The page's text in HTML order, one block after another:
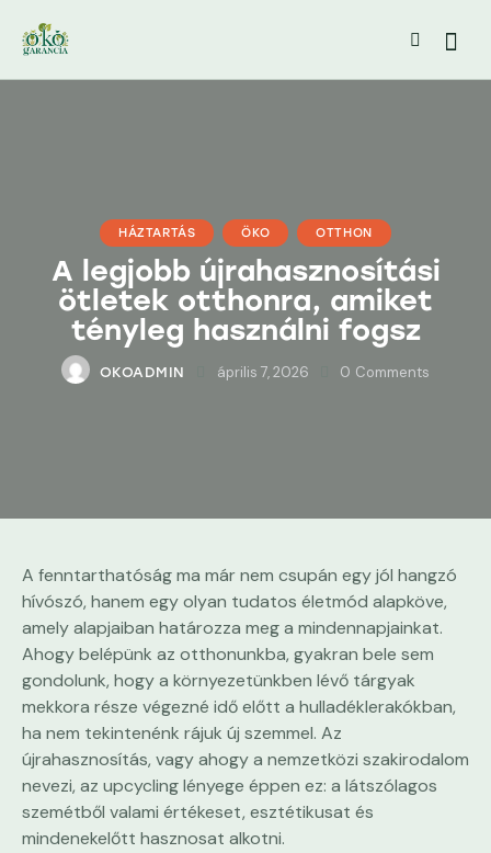
HÁZTARTÁS ÖKO OTTHON
A legjobb újrahasznosítási
ötletek otthonra, amiket
tényleg használni fogsz
OKOADMIN április 7, 2026 0 Comments
A fenntarthatóság ma már nem csupán egy jól hangzó
hívószó, hanem egy olyan tudatos életmód alapköve,
amely alapjaiban határozza meg a mindennapjainkat.
Ahogy belépünk az otthonunkba, gyakran bele sem
gondolunk, hogy a környezetünkben lévő tárgyak
mekkora része végezné idő előtt a hulladéklerakókban,
ha nem tekintenénk rájuk új szemmel. Az
újrahasznosítás, vagy ahogy a nemzetközi szakirodalom
nevezi, az upcycling lényege éppen ez: a látszólagos
szemétből valami értékeset, esztétikusat és
mindenekelőtt hasznosat alkotni.